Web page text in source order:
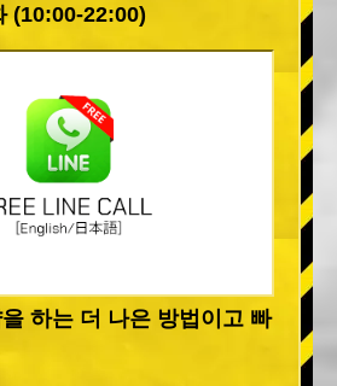
(10:00-22:00)
하는 더 나은 방법이고 빠